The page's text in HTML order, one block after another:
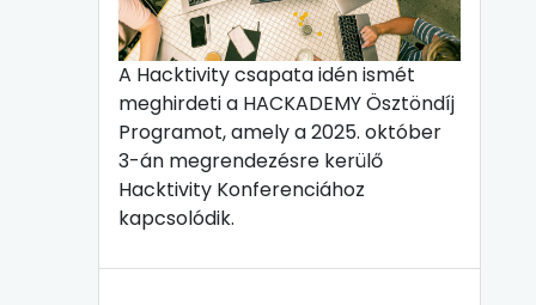
A Hacktivity csapata idén ismét
meghirdeti a HACKADEMY Ösztöndíj
Programot, amely a 2025. október
3-án megrendezésre kerülő
Hacktivity Konferenciához
kapcsolódik.